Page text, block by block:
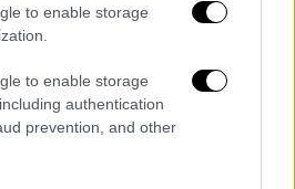
to enable storage
to enable storage
authentication
prevention, and other
καταναλωτές, οι οποίοι
, να μην το